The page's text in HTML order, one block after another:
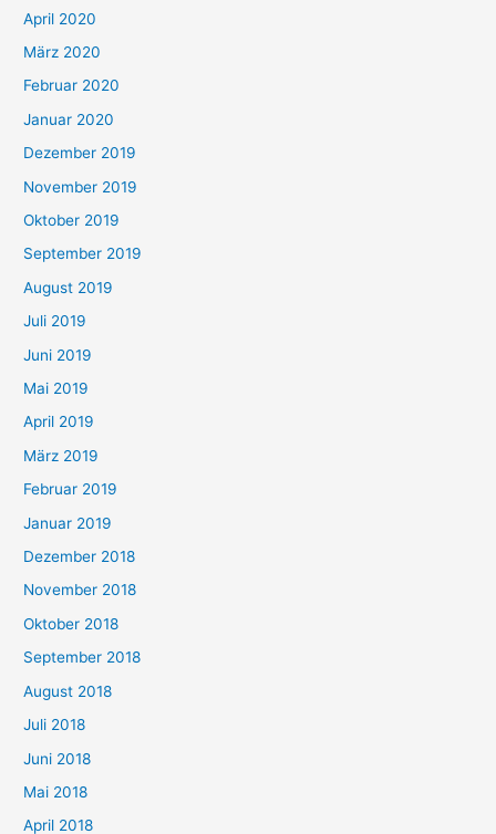
April 2020
März 2020
Februar 2020
Januar 2020
Dezember 2019
November 2019
Oktober 2019
September 2019
August 2019
Juli 2019
Juni 2019
Mai 2019
April 2019
März 2019
Februar 2019
Januar 2019
Dezember 2018
November 2018
Oktober 2018
September 2018
August 2018
Juli 2018
Juni 2018
Mai 2018
April 2018